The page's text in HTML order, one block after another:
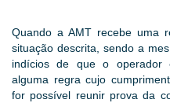
Quando a AMT recebe uma
situação descrita, sendo a
indícios de que o operador
alguma regra cujo
for possível reunir prova da